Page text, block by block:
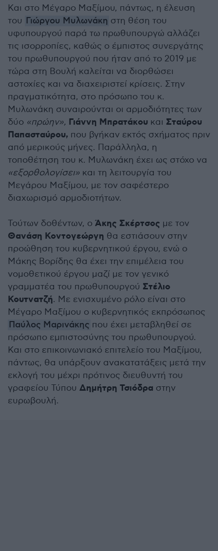
Και στο Μέγαρο Μαξίμου, πάντως, η έλευση
του Γιώργου Μυλωνάκη στη θέση του
υφυπουργού παρά τω πρωθυπουργώ αλλάζει
τις ισορροπίες, καθώς ο έμπιστος συνεργάτης
του πρωθυπουργού που ήταν από το 2019 με
τώρα στη Βουλή καλείται να διορθώσει
αστοχίες και να διαχειριστεί κρίσεις. Στην
πραγματικότητα, στο πρόσωπο του κ.
Μυλωνάκη συναιρούνται οι αρμοδιότητες των
δύο «πρώην», Γιάννη Μπρατάκου και Σταύρου
Παπασταύρου, που βγήκαν εκτός σχήματος πριν
από μερικούς μήνες. Παράλληλα, η
τοποθέτηση του κ. Μυλωνάκη έχει ως στόχο να
«εξορθολογίσει» και τη λειτουργία του
Μεγάρου Μαξίμου, με τον σαφέστερο
διαχωρισμό αρμοδιοτήτων.
Τούτων δοθέντων, ο Άκης Σκέρτσος με τον
Θανάση Κοντογεώργη θα εστιάσουν στην
προώθηση του κυβερνητικού έργου, ενώ ο
Μάκης Βορίδης θα έχει την επιμέλεια του
νομοθετικού έργου μαζί με τον γενικό
γραμματέα του πρωθυπουργού Στέλιο
Κουτνατζή. Με ενισχυμένο ρόλο είναι στο
Μέγαρο Μαξίμου ο κυβερνητικός εκπρόσωπος
Παύλος Μαρινάκης που έχει μεταβληθεί σε
πρόσωπο εμπιστοσύνης του πρωθυπουργού.
Και στο επικοινωνιακό επιτελείο του Μαξίμου,
πάντως, θα υπάρξουν ανακατατάξεις μετά την
εκλογή του μέχρι πρότινος διευθυντή του
γραφείου Τύπου Δημήτρη Τσιόδρα στην
ευρωβουλή.